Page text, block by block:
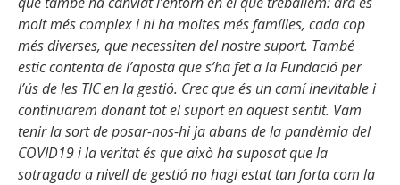
molt més complex i hi ha moltes més famílies, cada cop
més diverses, que necessiten del nostre suport. També
estic contenta de l’aposta que s’ha fet a la Fundació per
l’ús de les TIC en la gestió. Crec que és un camí inevitable i
continuarem donant tot el suport en aquest sentit. Vam
tenir la sort de posar-nos-hi ja abans de la pandèmia del
COVID19 i la veritat és que això ha suposat que la
sotragada a nivell de gestió no hagi estat tan forta com la